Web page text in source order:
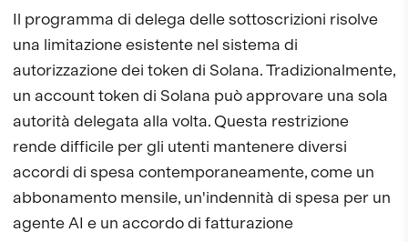
Il programma di delega delle sottoscrizioni risolve
una limitazione esistente nel sistema di
autorizzazione dei token di Solana. Tradizionalmente,
un account token di Solana può approvare una sola
autorità delegata alla volta. Questa restrizione
rende difficile per gli utenti mantenere diversi
accordi di spesa contemporaneamente, come un
abbonamento mensile, un'indennità di spesa per un
agente AI e un accordo di fatturazione